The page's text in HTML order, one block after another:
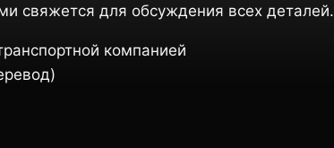
свяжется для обсуждения всех деталей.
компанией